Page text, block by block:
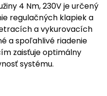
4 Nm, 230V je určený
regulačných klapiek a
a vykurovacích
a spoľahlivé riadenie
zaisťuje optimálny
systému.